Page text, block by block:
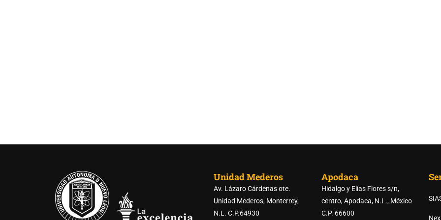
Unidad Mederos
Av. Lázaro Cárdenas ote.
Unidad Mederos, Monterrey,
N.L. C.P.64930
Apodaca
Hidalgo y Elías Flores s/n,
centro, Apodaca, N.L., México
C.P. 66600